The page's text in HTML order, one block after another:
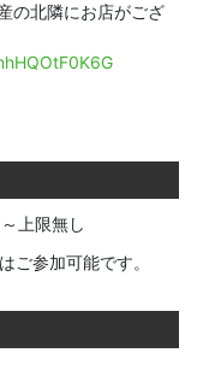
の北隣にお店がござ
上限無し
ご参加可能です。